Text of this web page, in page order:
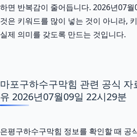
하면 반복감이 줄어듭니다. 2026년07
것은 키워드를 많이 넣는 것이 아니라,
실제 의미를 갖도록 만드는 것입니다.
마포구하수구막힘 관련 공식 자
유 2026년07월09일 22시29분
은평구하수구막힘 정보를 확인할 때 공